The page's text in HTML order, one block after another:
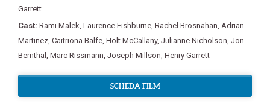
Garrett
Cast: Rami Malek Laurence Fishburne Rachel Brosnahan Adrian
Martinez Caitriona Balfe Holt McCallany, Julianne Nicholson Jon
Bernthal Marc Rissmann Joseph Millson Henry Garrett
SCHEDA FILM